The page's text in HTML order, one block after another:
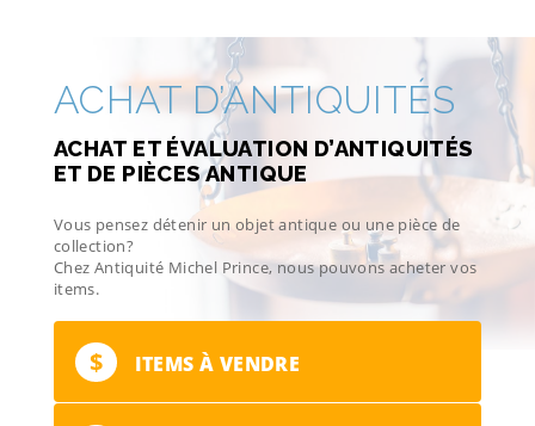
ACHAT D’ANTIQUITÉS
ACHAT ET ÉVALUATION D’ANTIQUITÉS
ET DE PIÈCES ANTIQUE
Vous pensez détenir un objet antique ou une pièce de
collection?
Chez Antiquité Michel Prince, nous pouvons acheter vos
items.
$ ITEMS À VENDRE